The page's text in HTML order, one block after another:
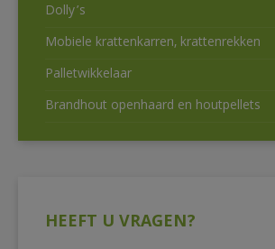
Dolly’s
Mobiele krattenkarren, krattenrekken
Palletwikkelaar
Brandhout openhaard en houtpellets
HEEFT U VRAGEN?